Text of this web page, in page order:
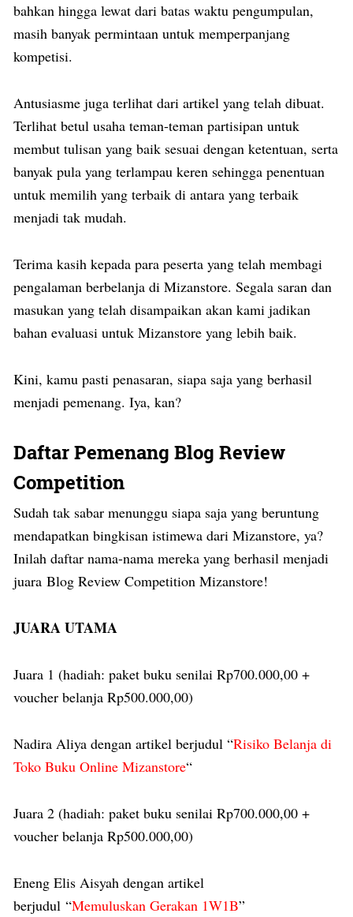
bahkan hingga lewat dari batas waktu pengumpulan,
masih banyak permintaan untuk memperpanjang
kompetisi.
Antusiasme juga terlihat dari artikel yang telah dibuat.
Terlihat betul usaha teman-teman partisipan untuk
membut tulisan yang baik sesuai dengan ketentuan, serta
banyak pula yang terlampau keren sehingga penentuan
untuk memilih yang terbaik di antara yang terbaik
menjadi tak mudah.
Terima kasih kepada para peserta yang telah membagi
pengalaman berbelanja di Mizanstore. Segala saran dan
masukan yang telah disampaikan akan kami jadikan
bahan evaluasi untuk Mizanstore yang lebih baik.
Kini, kamu pasti penasaran, siapa saja yang berhasil
menjadi pemenang. Iya, kan?
Daftar Pemenang Blog Review
Competition
Sudah tak sabar menunggu siapa saja yang beruntung
mendapatkan bingkisan istimewa dari Mizanstore, ya?
Inilah daftar nama-nama mereka yang berhasil menjadi
juara Blog Review Competition Mizanstore!
JUARA UTAMA
Juara 1 (hadiah: paket buku senilai Rp700.000,00 +
voucher belanja Rp500.000,00)
Nadira Aliya dengan artikel berjudul “Risiko Belanja di
Toko Buku Online Mizanstore“
Juara 2 (hadiah: paket buku senilai Rp700.000,00 +
voucher belanja Rp500.000,00)
Eneng Elis Aisyah dengan artikel
berjudul “Memuluskan Gerakan 1W1B”